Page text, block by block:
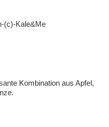
Kombination aus Apfel,